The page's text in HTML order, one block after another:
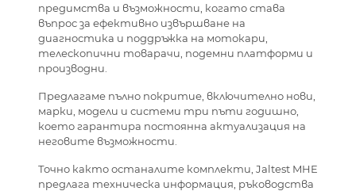
предимства и възможности, когато става
въпрос за ефективно извършване на
диагностика и поддръжка на мотокари,
телескопични товарачи, подемни платформи и
производни.
Предлагаме пълно покритие, включително нови,
марки, модели и системи три пъти годишно,
което гарантира постоянна актуализация на
неговите възможности.
Точно както останалите комплекти, Jaltest MHE
предлага техническа информация, ръководства